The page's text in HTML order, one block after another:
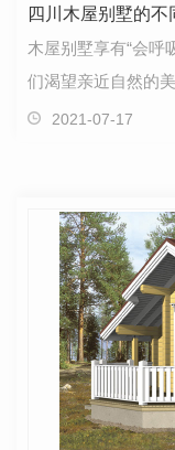
四川木屋别墅的不
木屋别墅享有“会呼
们渴望亲近自然的
愁。那么，一般木
2021-07-17